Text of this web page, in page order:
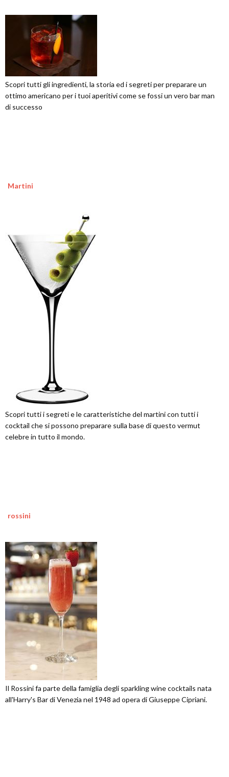
Scopri tutti gli ingredienti, la storia ed i segreti per preparare un
ottimo americano per i tuoi aperitivi come se fossi un vero bar man
di successo
Martini
Scopri tutti i segreti e le caratteristiche del martini con tutti i
cocktail che si possono preparare sulla base di questo vermut
celebre in tutto il mondo.
rossini
Il Rossini fa parte della famiglia degli sparkling wine cocktails nata
all'Harry's Bar di Venezia nel 1948 ad opera di Giuseppe Cipriani.